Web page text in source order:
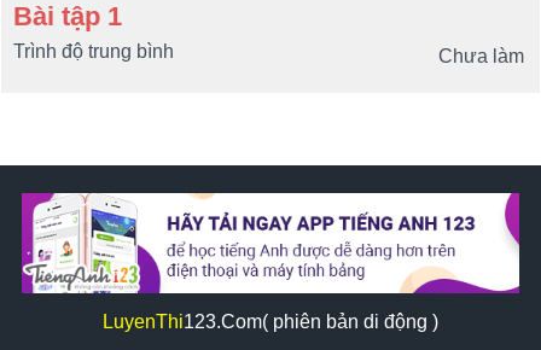
Bài tập 1
Chưa làm
Trình độ trung bình
LuyenThi123.Com( phiên bản di động )